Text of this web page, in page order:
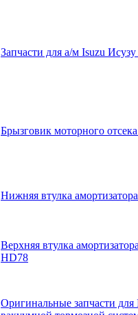
Запчасти для а/м Isuzu
Брызговик моторного
Нижняя втулка
Верхняя втулка
HD78
Оригинальные запчасти